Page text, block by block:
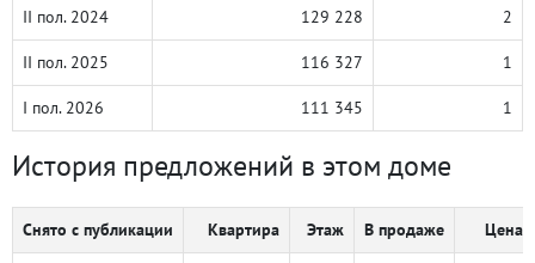
II пол. 2024 129 228 2
II пол. 2025 116 327 1
I пол. 2026 111 345 1
История предложений в этом доме
Снято с публикации Квартира Этаж В продаже Цена,